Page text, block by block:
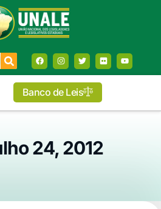
Banco de Leis
24, 2012